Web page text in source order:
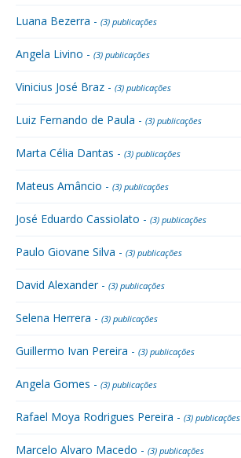
Luana Bezerra - (3) publicações
Angela Livino - (3) publicações
Vinicius José Braz - (3) publicações
Luiz Fernando de Paula - (3) publicações
Marta Célia Dantas - (3) publicações
Mateus Amâncio - (3) publicações
José Eduardo Cassiolato - (3) publicações
Paulo Giovane Silva - (3) publicações
David Alexander - (3) publicações
Selena Herrera - (3) publicações
Guillermo Ivan Pereira - (3) publicações
Angela Gomes - (3) publicações
Rafael Moya Rodrigues Pereira - (3) publicações
Marcelo Alvaro Macedo - (3) publicações